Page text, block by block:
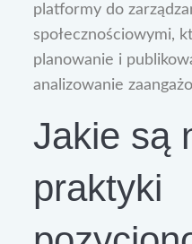
platformy do
społecznościowymi,
planowanie i
analizowanie
Jakie są
praktyki